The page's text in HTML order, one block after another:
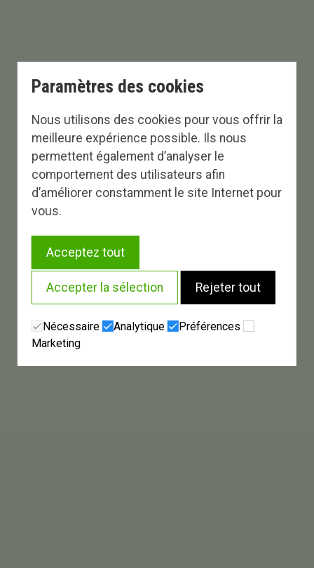
Paramètres des cookies
Nous utilisons des cookies pour vous offrir la
meilleure expérience possible. Ils nous
permettent également d’analyser le
comportement des utilisateurs afin
d’améliorer constamment le site Internet pour
vous.
Acceptez tout
Accepter la sélection Rejeter tout
Nécessaire Analytique
Préférences
Marketing